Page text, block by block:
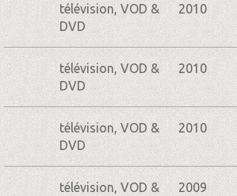
télévision, VOD &
DVD
2010
télévision, VOD &
DVD
2010
télévision, VOD &
DVD
2010
télévision, VOD &
2009